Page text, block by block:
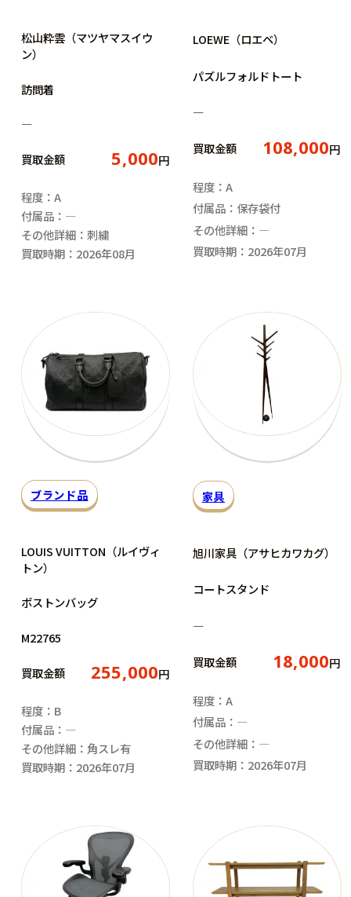
松山粋雲（マツヤマスイウ
ン）
訪問着
―
買取金額 5,000円
程度：A
付属品：―
その他詳細：刺繍
買取時期：2026年08月
LOEWE（ロエベ）
パズルフォルドトート
―
買取金額 108,000円
程度：A
付属品：保存袋付
その他詳細：―
買取時期：2026年07月
ブランド品
LOUIS VUITTON（ルイヴィ
トン）
ボストンバッグ
M22765
買取金額 255,000円
程度：B
付属品：―
その他詳細：角スレ有
買取時期：2026年07月
家具
旭川家具（アサヒカワカグ）
コートスタンド
―
買取金額 18,000円
程度：A
付属品：―
その他詳細：―
買取時期：2026年07月